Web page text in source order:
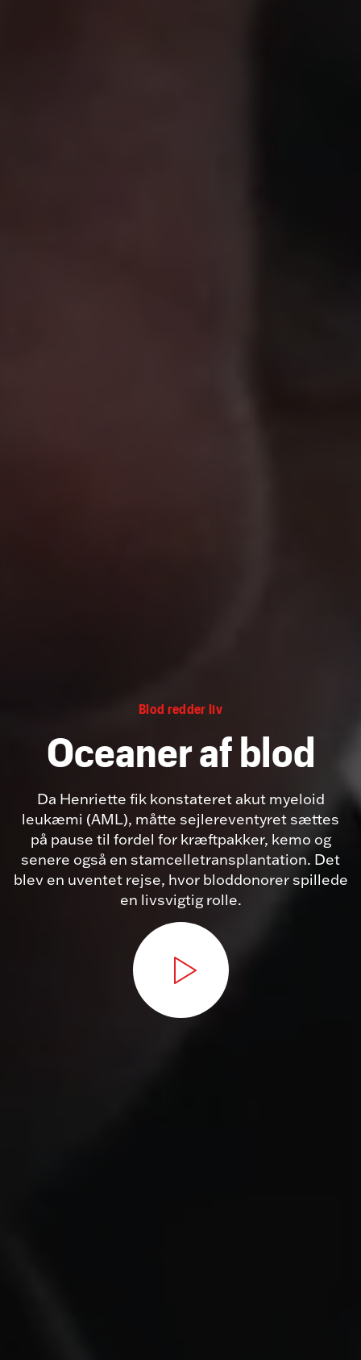
Blod redder liv
Oceaner af blod
Da Henriette fik konstateret akut myeloid
leukæmi (AML), måtte sejlereventyret sættes
på pause til fordel for kræftpakker, kemo og
senere også en stamcelletransplantation. Det
blev en uventet rejse, hvor bloddonorer spillede
en livsvigtig rolle.